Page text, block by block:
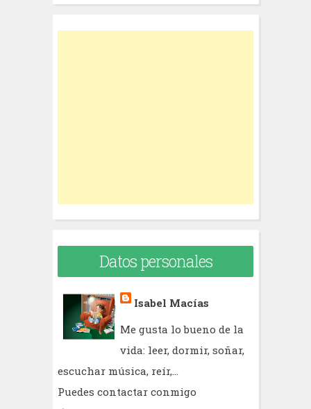
r
Datos personales
Isabel Macías
Me gusta lo bueno de la
vida: leer, dormir, soñar,
escuchar música, reír,...
Puedes contactar conmigo